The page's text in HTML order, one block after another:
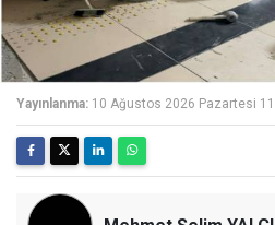
Yayınlanma: 10 Ağustos 2026 Pazartesi